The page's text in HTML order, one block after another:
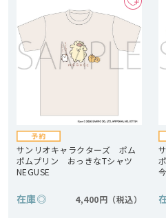
サンリオキャラクターズ ポム
ポムプリン おっきなTシャツ
NEGUSE
在庫◎ 4,400円